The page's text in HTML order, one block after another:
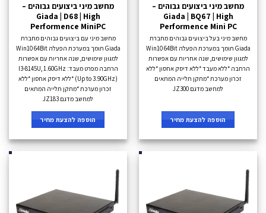
מחשב מיני ביצועים גבוהים –
Giada | BQ67 | High
Performence Mini PC
מחשב מיני בעל ביצועים גבוהים מחברת
Giada תומך במערכת הפעלה Win10 64Bit
למגוון שימושים, שנה אחריות עם אפשרות
הרחבה *ללא מעבד *ללא דיסק אחסון *ללא
זכרון מערכת *מתקן תלייה המתאים
למחשב מדגם JZ300
הוספה להצעת מחיר
מחשב מיני ביצועים גבוהים –
Giada | D68 | High
Performence MiniPC
מחשב מיני עם ביצועים גבוהים מחברת
Giada תומך במערכת הפעלה Win10 64Bit
למגוון שימושים, שנה אחריות עם אפשרות
הרחבה מפרט מעבד: I3-8145U, 1.60GHz
(Up to 3.90GHz) *ללא דיסק אחסון *ללא
זכרון מערכת *מתקן תלייה המתאים
למחשב מדגם JZ183
הוספה להצעת מחיר